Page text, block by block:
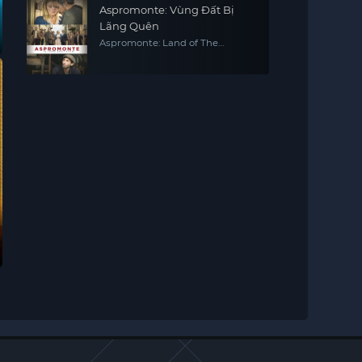
Aspromonte: Vùng Đất Bị
Lãng Quên
Aspromonte: Land of The